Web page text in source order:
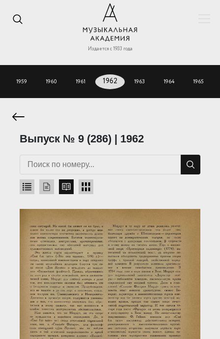
Издается с 1933 года
1959 1960 1961 1962 1963 1964 1965
Выпуск № 9 (286) | 1962
Загрузка...